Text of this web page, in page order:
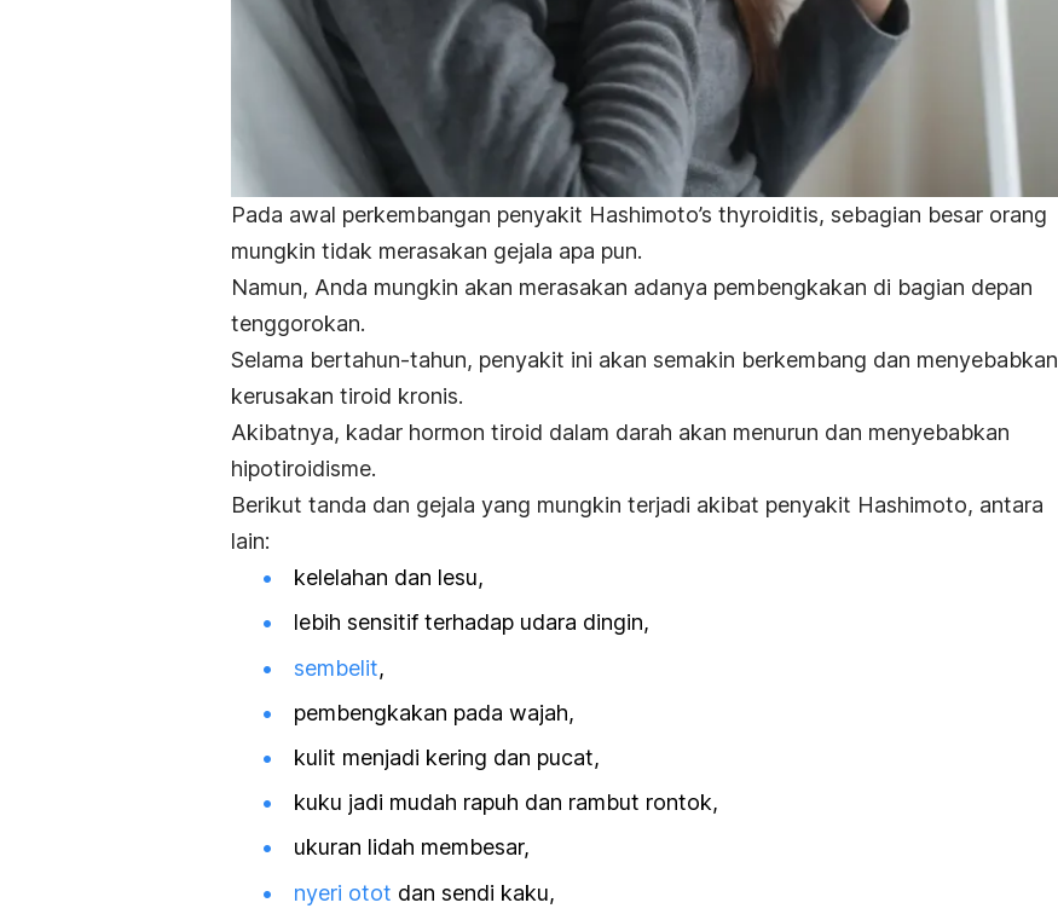
Pada awal perkembangan penyakit Hashimoto’s thyroiditis, sebagian besar orang
mungkin tidak merasakan gejala apa pun.
Namun, Anda mungkin akan merasakan adanya pembengkakan di bagian depan
tenggorokan.
Selama bertahun-tahun, penyakit ini akan semakin berkembang dan menyebabkan
kerusakan tiroid kronis.
Akibatnya, kadar hormon tiroid dalam darah akan menurun dan menyebabkan
hipotiroidisme.
Berikut tanda dan gejala yang mungkin terjadi akibat penyakit Hashimoto, antara
lain:
kelelahan dan lesu,
lebih sensitif terhadap udara dingin,
sembelit,
pembengkakan pada wajah,
kulit menjadi kering dan pucat,
kuku jadi mudah rapuh dan rambut rontok,
ukuran lidah membesar,
nyeri otot dan sendi kaku,